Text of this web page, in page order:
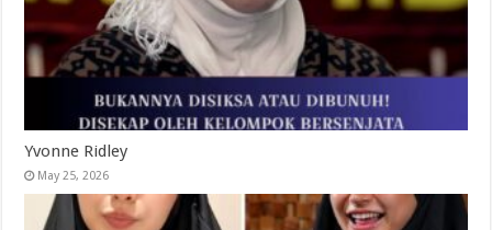
Yvonne Ridley
May 25, 2026